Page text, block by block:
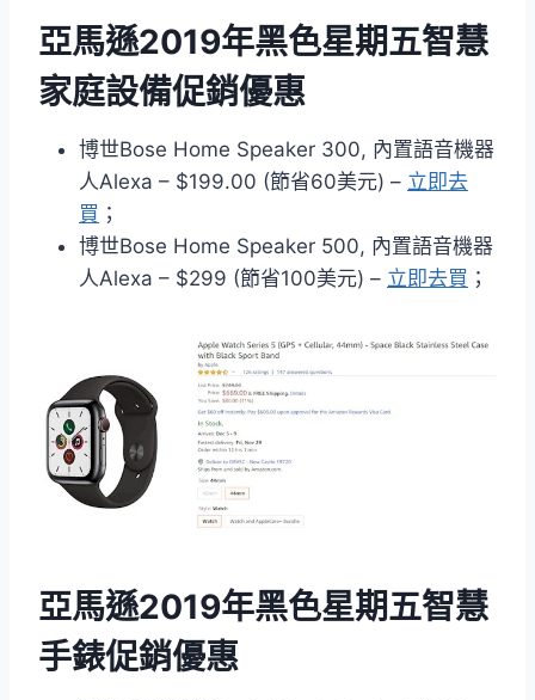
亞馬遜2019年黑色星期五智慧
家庭設備促銷優惠
博世Bose Home Speaker 300, 內置語音機器
人Alexa – $199.00 (節省60美元) – 立即去
買 ；
博世Bose Home Speaker 500, 內置語音機器
人Alexa – $299 (節省100美元) – 立即去買 ；
亞馬遜2019年黑色星期五智慧
手錶促銷優惠